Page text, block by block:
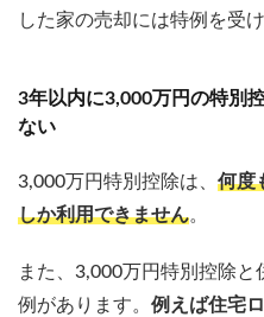
した家の売却には特例を受
3年以内に3,000万円の特別
ない
3,000万円特別控除は、 何度
しか利用できません。
また、3,000万円特別控除
例があります。 例えば住宅